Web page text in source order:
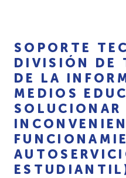
SOPORTE
DIVISIÓN DE
DE LA
MEDIOS
SOLUCIONAR